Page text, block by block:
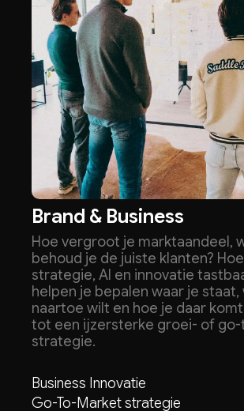
Brand & Business
Hoe vergroot je marktaandeel,
behoud je de juiste klanten?
strategie, AI en innovatie
helpen je bepalen waar je staat,
naartoe wilt en hoe je daar
tot een ijzersterke groei- of
strategie.
Business Innovatie
Go-To-Market strategie